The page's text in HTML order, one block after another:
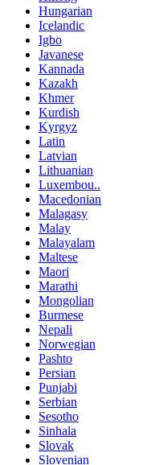
Hungarian
Icelandic
Igbo
Javanese
Kannada
Kazakh
Khmer
Kurdish
Kyrgyz
Latin
Latvian
Lithuanian
Luxembou..
Macedonian
Malagasy
Malay
Malayalam
Maltese
Maori
Marathi
Mongolian
Burmese
Nepali
Norwegian
Pashto
Persian
Punjabi
Serbian
Sesotho
Sinhala
Slovak
Slovenian